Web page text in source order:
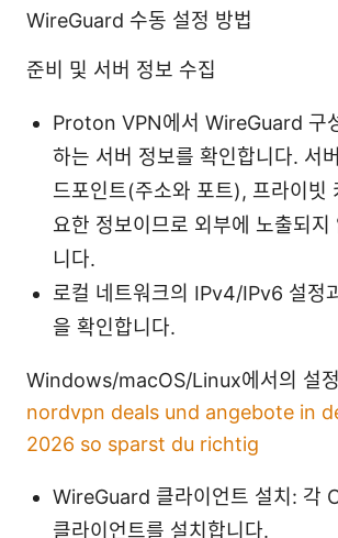
WireGuard 수동 설정 방법
준비 및 서버 정보 수집
Proton VPN에서 WireGuard 구
하는 서버 정보를 확인합니다. 서
드포인트(주소와 포트), 프라이빗
요한 정보이므로 외부에 노출되지
니다.
로컬 네트워크의 IPv4/IPv6 설정
을 확인합니다.
Windows/macOS/Linux에서의 설정
nordvpn deals und angebote in
2026 so sparst du richtig
WireGuard 클라이언트 설치: 각
클라이언트를 설치합니다.